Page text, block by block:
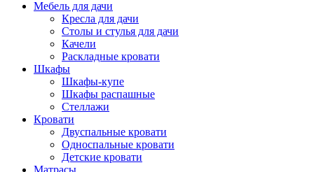
Мебель для дачи
Кресла для дачи
Столы и стулья для дачи
Качели
Раскладные кровати
Шкафы
Шкафы-купе
Шкафы распашные
Стеллажи
Кровати
Двуспальные кровати
Односпальные кровати
Детские кровати
Матрасы